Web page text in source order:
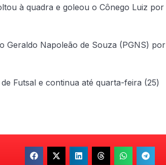
à quadra e goleou o Cônego Luiz por
Geraldo Napoleão de Souza (PGNS) por
Futsal e continua até quarta-feira (25)